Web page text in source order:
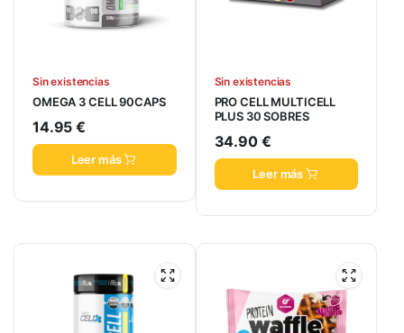
Sin existencias
OMEGA 3 CELL 90CAPS
14.95€
Leer más
Sin existencias
PRO CELL MULTICELL
PLUS 30 SOBRES
34.90 €
Leer más